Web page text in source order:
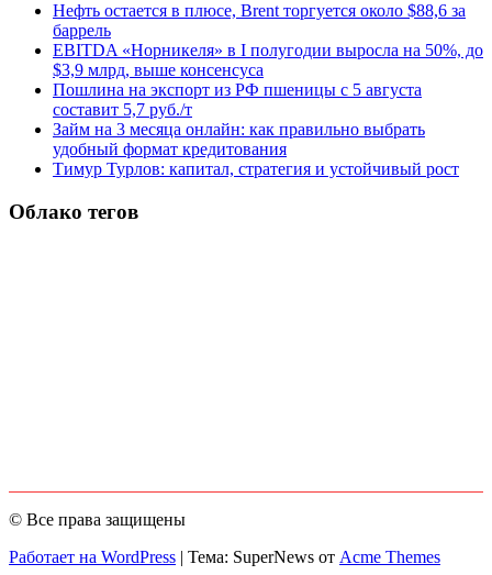
Нефть остается в плюсе, Brent торгуется около $88,6 за
баррель
EBITDA «Норникеля» в I полугодии выросла на 50%, до
$3,9 млрд, выше консенсуса
Пошлина на экспорт из РФ пшеницы с 5 августа
составит 5,7 руб./т
Займ на 3 месяца онлайн: как правильно выбрать
удобный формат кредитования
Тимур Турлов: капитал, стратегия и устойчивый рост
Облако тегов
© Все права защищены
Работает на WordPress | Тема: SuperNews от Acme Themes